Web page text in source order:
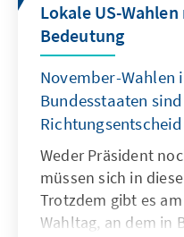
klare
Zentrumspartei in
sprachigen Bezirken
kleinere Kräfte das
Landesweit
Momentum, die
verlieren stark an
Lokale US-
Bedeutung
November-Wahlen
Bundesstaaten sind
Weder Präsident
müssen sich in
Trotzdem gibt es
Wahltag, an dem in